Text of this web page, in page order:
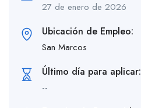
27 de enero de 2026
Ubicación de Empleo:
San Marcos
Último día para aplicar:
--